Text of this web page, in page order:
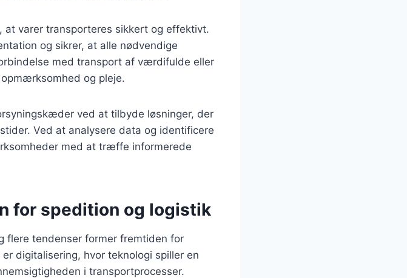
at varer transporteres sikkert og effektivt.
og sikrer, at alle nødvendige
med transport af værdifulde eller
og pleje.
ved at tilbyde løsninger, der
Ved at analysere data og identificere
med at træffe informerede
for spedition og logistik
flere tendenser former fremtiden for
digitalisering, hvor teknologi spiller en
i transportprocesser.